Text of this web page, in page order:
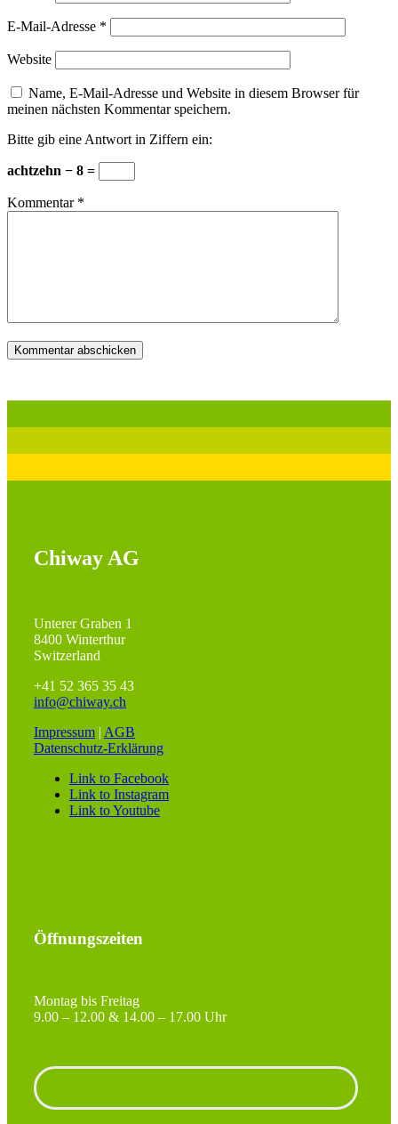
E-Mail-Adresse *
Website
Name, E-Mail-Adresse und Website in diesem Browser für
meinen nächsten Kommentar speichern.
Bitte gib eine Antwort in Ziffern ein:
achtzehn − 8 =
Kommentar *
Chiway AG
Unterer Graben 1
8400 Winterthur
Switzerland
+41 52 365 35 43
info@chiway.ch
Impressum | AGB
Datenschutz-Erklärung
Link to Facebook
Link to Instagram
Link to Youtube
Öffnungszeiten
Montag bis Freitag
9.00 – 12.00 & 14.00 – 17.00 Uhr